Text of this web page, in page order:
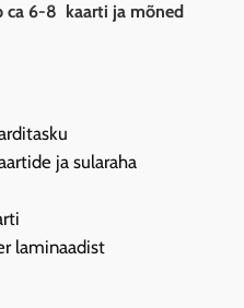
ca 6-8 kaarti ja mõned
ja sularaha
laminaadist